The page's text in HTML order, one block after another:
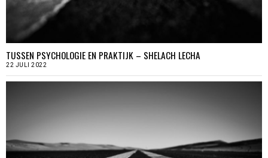
TUSSEN PSYCHOLOGIE EN PRAKTIJK – SHELACH LECHA
22 JULI 2022